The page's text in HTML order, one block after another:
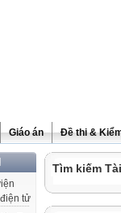
Giáo án Đề thi &
Tìm kiếm